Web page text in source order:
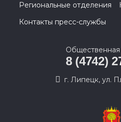
Региональные отделения
Контакты пресс-службы
8 (4742)
г. Липецк, ул.